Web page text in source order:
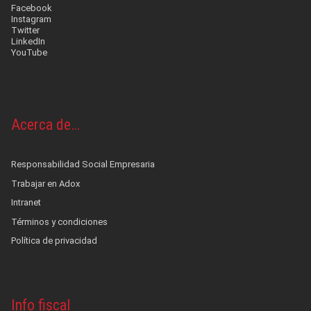
Facebook
Instagram
Twitter
LinkedIn
YouTube
Acerca de…
Responsabilidad Social Empresaria
Trabajar en Adox
Intranet
Términos y condiciones
Política de privacidad
Info fiscal